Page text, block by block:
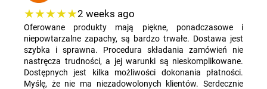
★★★★★2 weeks ago
Oferowane produkty mają piękne, ponadczasowe i
niepowtarzalne zapachy, są bardzo trwałe. Dostawa jest
szybka i sprawna. Procedura składania zamówień nie
nastręcza trudności, a jej warunki są nieskomplikowane.
Dostępnych jest kilka możliwości dokonania płatności.
Myślę, że nie ma niezadowolonych klientów. Serdecznie